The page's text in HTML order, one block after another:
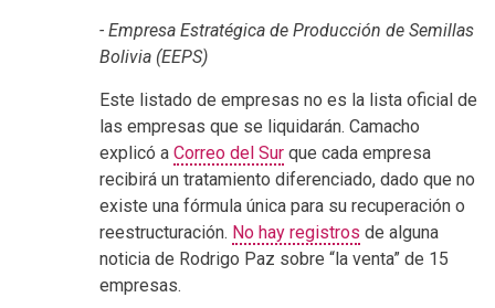
- Empresa Estratégica de Producción de Semillas
Bolivia (EEPS)
Este listado de empresas no es la lista oficial de
las empresas que se liquidarán. Camacho
explicó a Correo del Sur que cada empresa
recibirá un tratamiento diferenciado, dado que no
existe una fórmula única para su recuperación o
reestructuración. No hay registros de alguna
noticia de Rodrigo Paz sobre “la venta” de 15
empresas.